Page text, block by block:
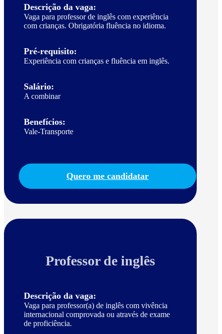
Descrição da vaga:
Vaga para professor de inglês com experiência
com crianças. Obrigatória fluência no idioma.
Pré-requisito:
Experiência com crianças e fluência em inglês.
Salário:
A combinar
Benefícios:
Vale-Transporte
Quero me candidatar
Professor de inglês
Descrição da vaga:
Vaga para professor(a) de inglês com vivência
internacional comprovada ou através de exame
de proficiência.